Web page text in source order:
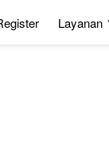
Layanan